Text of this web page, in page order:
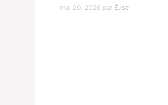
mai 20, 2026 par Élise